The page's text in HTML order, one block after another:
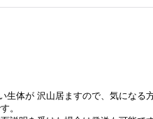
生体が 沢山居ますので、気になる
。